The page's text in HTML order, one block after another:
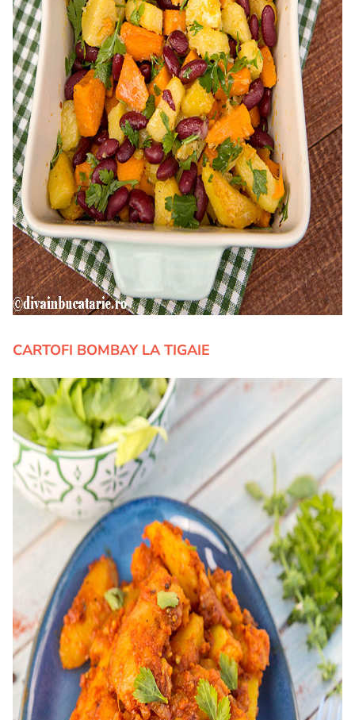
CARTOFI BOMBAY LA TIGAIE